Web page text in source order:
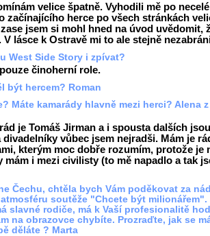
velice špatně. Vyhodili mě po necelé
začínajícího herce po všech stránkách
jsem si mohl hned na úvod uvědomit,
lásce k Ostravě mi to ale stejně
West Side Story i zpívat?
činoherní role.
být hercem? Roman
Máte kamarády hlavně mezi herci? Alena z
je Tomáš Jirman a i spousta dalších jsou
divadelníky vůbec jsem nejradši. Mám je
kterým moc dobře rozumím, protože je
mám i mezi civilisty (to mě napadlo a tak
Čechu, chtěla bych Vám poděkovat za
soutěže "Chcete být milionářem".
slavné rodiče, má k Vaší profesionalitě
na obrazovce chybíte. Prozraďte, jak se
děláte ? Marta